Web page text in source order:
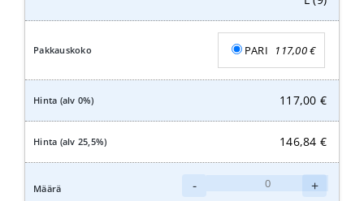
määrä
PARI 117,00€
117,00 €
146,84 €
-
Sharpsmaster
+